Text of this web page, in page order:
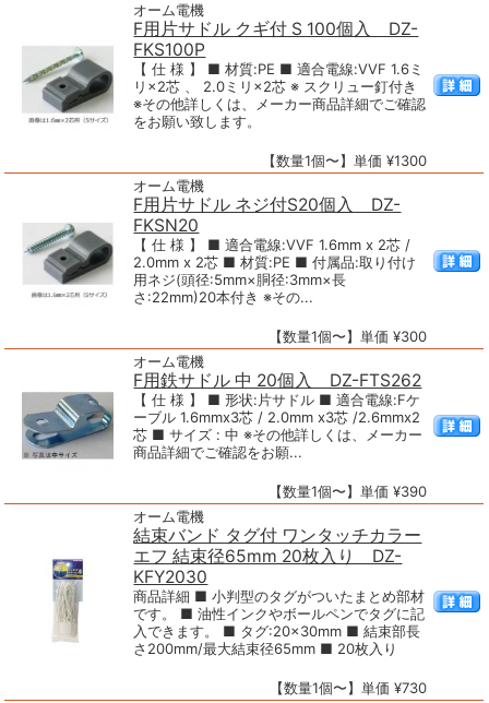
オーム電機
F用片サドル クギ付 S 100個入 DZ-
FKS100P
【 仕 様 】 ■ 材質:PE ■ 適合電線:VVF 1.6ミ
リ×2芯 、 2.0ミリ×2芯 ※ スクリュー釘付き
※その他詳しくは、メーカー商品詳細でご確認
をお願い致します。
【数量1個〜】単価 ¥1300
オーム電機
F用片サドル ネジ付S20個入 DZ-
FKSN20
【 仕 様 】 ■ 適合電線:VVF 1.6mm x 2芯 /
2.0mm x 2芯 ■ 材質:PE ■ 付属品:取り付け
用ネジ(頭径:5mm×胴径:3mm×長
さ:22mm)20本付き ※その...
【数量1個〜】単価 ¥300
オーム電機
F用鉄サドル 中 20個入 DZ-FTS262
【 仕 様 】 ■ 形状:片サドル ■ 適合電線:Fケ
ーブル 1.6mmx3芯 / 2.0mm x3芯 /2.6mmx2
芯 ■ サイズ : 中 ※その他詳しくは、メーカー
商品詳細でご確認をお願...
【数量1個〜】単価 ¥390
オーム電機
結束バンド タグ付 ワンタッチカラー
エフ 結束径65mm 20枚入り DZ-
KFY2030
商品詳細 ■ 小判型のタグがついたまとめ部材
です。 ■ 油性インクやボールペンでタグに記
入できます。 ■ タグ:20×30mm ■ 結束部長
さ200mm/最大結束径65mm ■ 20枚入り
【数量1個〜】単価 ¥730